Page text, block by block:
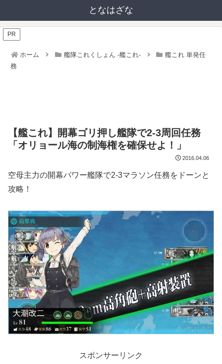
となはざな
PR
ホーム 艦隊これくしょん -艦これ-
艦これ 単発任
務
【艦これ】開幕ゴリ押し艦隊で2-3周回任務
「オリョール海の制海権を確保せよ！」
2016.04.06
空母主力の開幕パワー艦隊で2-3マラソン任務をドーンと
攻略！
スポンサーリンク